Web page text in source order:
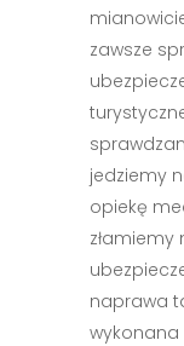
zawsze
jedziemy
opiekę
złamiemy
naprawa